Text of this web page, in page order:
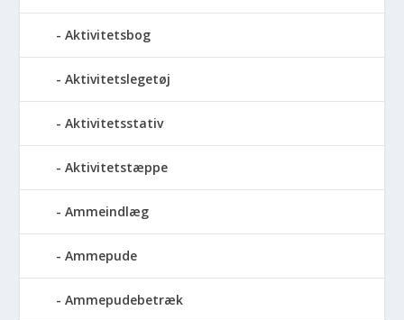
Aktivitetsbog
Aktivitetslegetøj
Aktivitetsstativ
Aktivitetstæppe
Ammeindlæg
Ammepude
Ammepudebetræk